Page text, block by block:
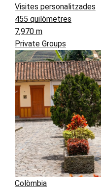
Visites personalitzades
455 quilòmetres
7,970 m
Private Groups
Colòmbia